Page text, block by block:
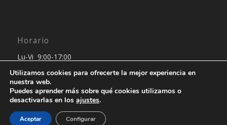
Horario
Lu-Vi 9:00-17:00
© Copyright 2024 - Yet Outsourcing Project
Utilizamos cookies para ofrecerte la mejor experiencia en
nuestra web.
Puedes aprender más sobre qué cookies utilizamos o
desactivarlas en los ajustes.
Aceptar Configurar